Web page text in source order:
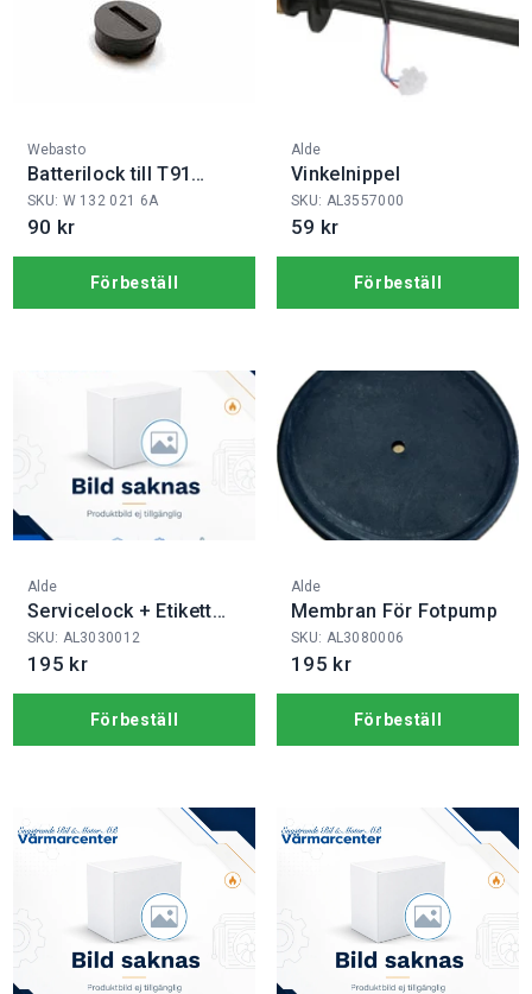
Fabrikat:
Webasto
Batterilock till T91
sändare
SKU: W 132 021 6A
90 kr
Förbeställ
Fabrikat:
Alde
Vinkelnippel
SKU: AL3557000
59 kr
Förbeställ
Fabrikat:
Alde
Servicelock + Etikett
3030
SKU: AL3030012
195 kr
Förbeställ
Fabrikat:
Alde
Membran För Fotpump
SKU: AL3080006
195 kr
Förbeställ